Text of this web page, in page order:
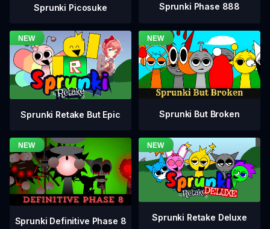
Sprunki Picosuke Sprunki Phase 888
Sprunki Retake But Epic Sprunki But Broken
Sprunki Definitive Phase 8 Sprunki Retake Deluxe